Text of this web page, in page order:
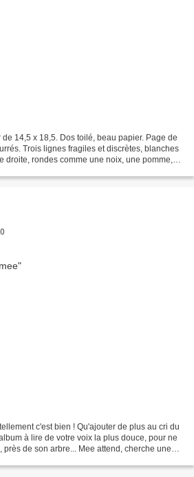
14,5 x 18,5. Dos toilé, beau papier. Page de
Trois lignes fragiles et discrètes, blanches
droite, rondes comme une noix, une pomme,
c'est bien ! Qu'ajouter de plus au cri du
à lire de votre voix la plus douce, pour ne
de son arbre... Mee attend, cherche une